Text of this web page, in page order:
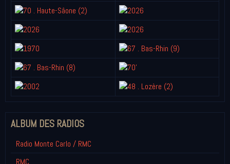
ALBUM DES RADIOS
Radio Monte Carlo / RMC
RMC